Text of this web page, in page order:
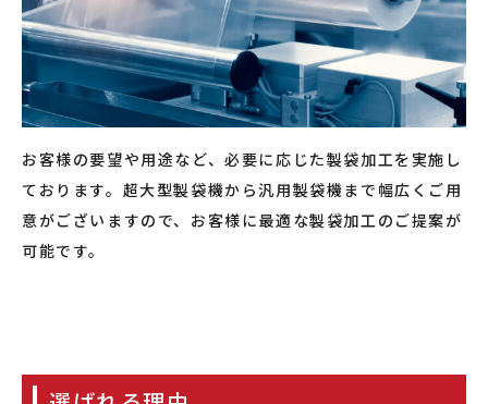
お客様の要望や用途など、必要に応じた製袋加工を実施し
ております。超大型製袋機から汎用製袋機まで幅広くご用
意がございますので、お客様に最適な製袋加工のご提案が
可能です。